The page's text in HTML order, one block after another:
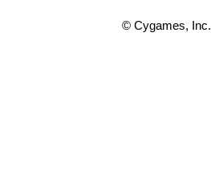
© Cygames, Inc.